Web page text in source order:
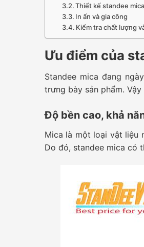
Thiết kế standee mica
In ấn và gia công
Kiểm tra chất lượng
Ưu điểm của
Standee mica đang
trưng bày sản phẩm.
Độ bền cao, khả
Mica là một loại vật liệu
Do đó, standee mica có